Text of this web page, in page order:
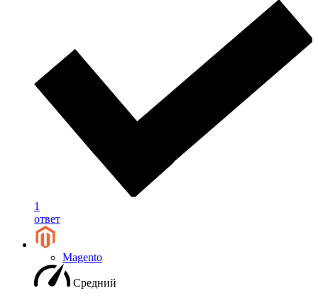
1
ответ
Magento
Средний